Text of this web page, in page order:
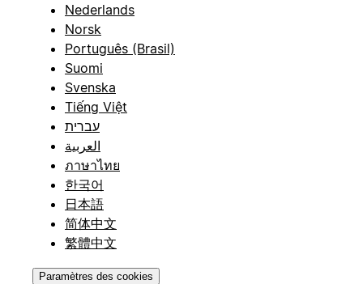
Nederlands
Norsk
Português (Brasil)
Suomi
Svenska
Tiếng Việt
עברית
العربية
ภาษาไทย
한국어
日本語
简体中文
繁體中文
Paramètres des cookies